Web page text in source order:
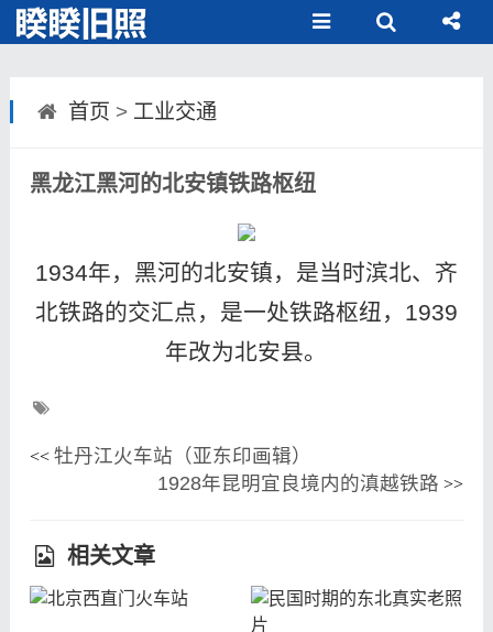
首页 > 工业交通
黑龙江黑河的北安镇铁路枢纽
1934年，黑河的北安镇，是当时滨北、齐
北铁路的交汇点，是一处铁路枢纽，1939
年改为北安县。
<< 牡丹江火车站（亚东印画辑）
1928年昆明宜良境内的滇越铁路 >>
相关文章